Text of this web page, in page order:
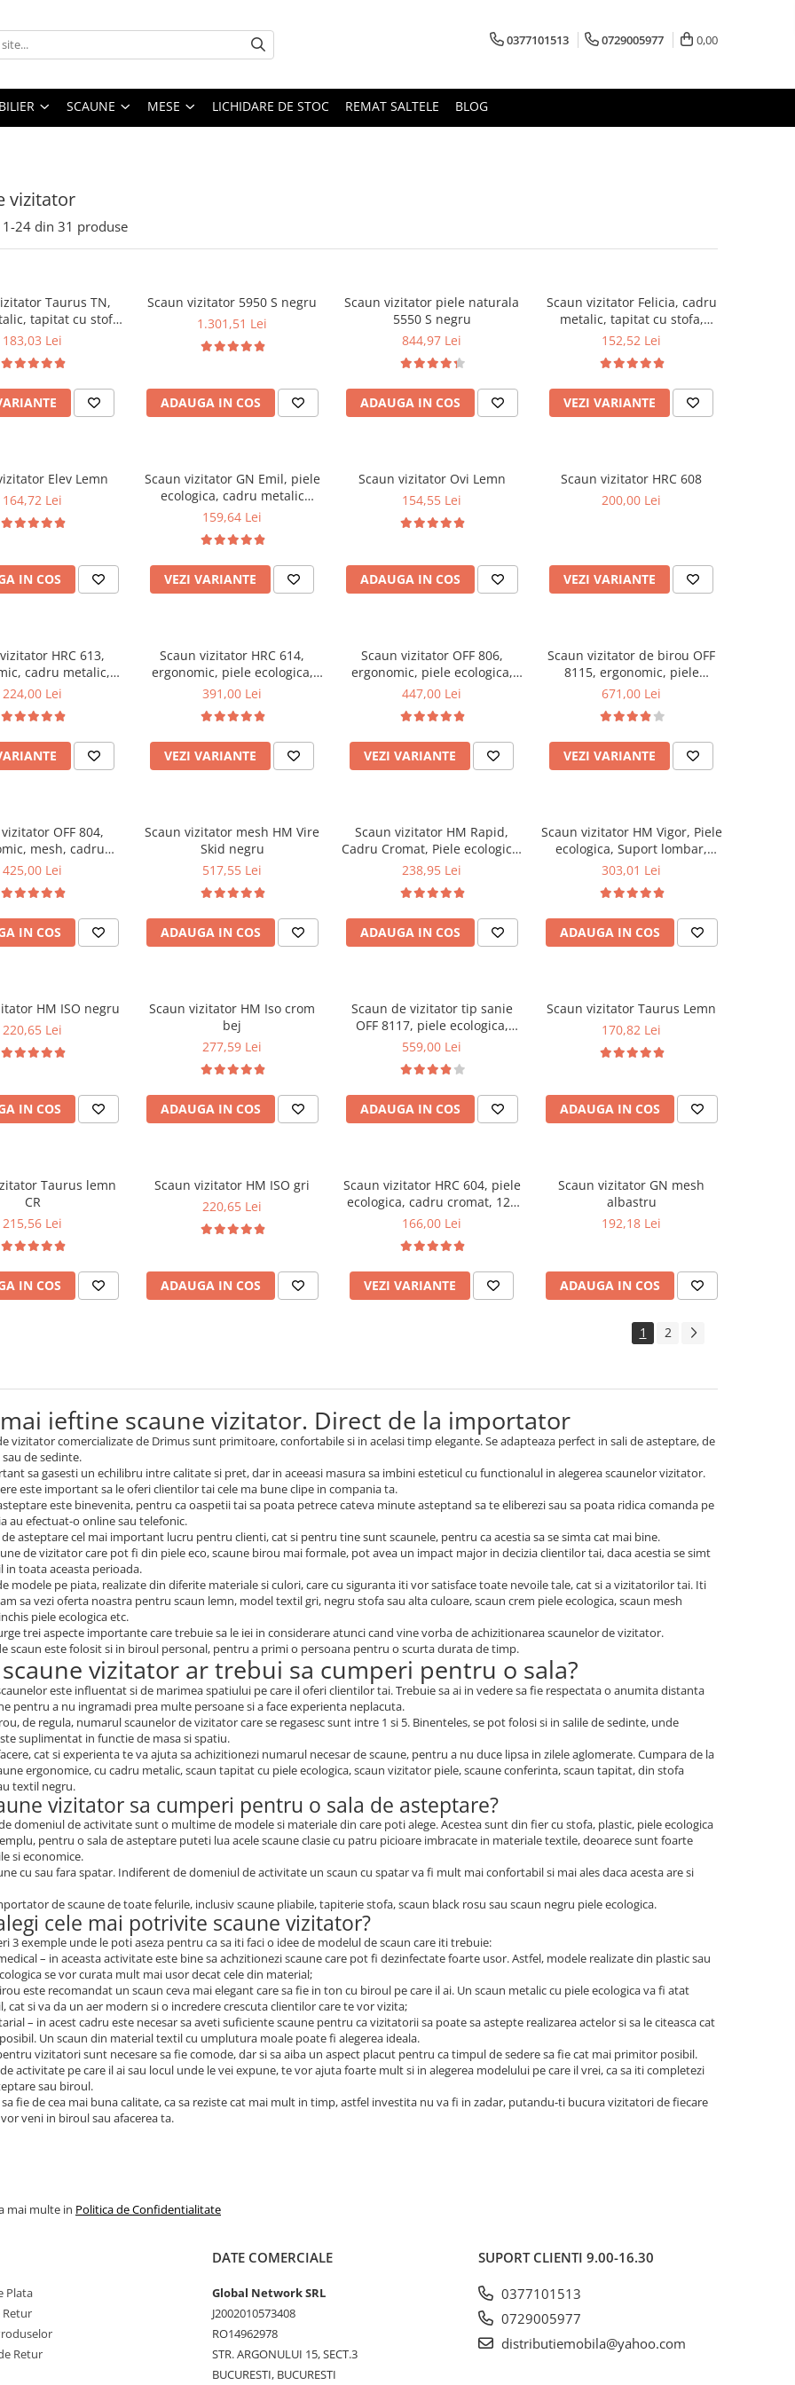
0377101513 0729005977 0,00
SCAUNE MESE LICHIDARE DE STOC REMAT SALTELE BLOG
vizitator
1-24 din 31 produse
Taurus TN,
tapitat cu stofa,
120 kg, negru
183,03 Lei
Scaun vizitator 5950 S negru
1.301,51 Lei
ADAUGA IN COS
Scaun vizitator piele naturala
5550 S negru
844,97 Lei
ADAUGA IN COS
Scaun vizitator Felicia, cadru
metalic, tapitat cu stofa,
stivuibil, 120 kg, gri/negru
152,52 Lei
VEZI VARIANTE
Elev Lemn
164,72 Lei
IN COS
Scaun vizitator GN Emil, piele
ecologica, cadru metalic
cromat, stivuibil, 100 kg
159,64 Lei
VEZI VARIANTE
Scaun vizitator Ovi Lemn
154,55 Lei
ADAUGA IN COS
Scaun vizitator HRC 608
200,00 Lei
VEZI VARIANTE
HRC 613,
cadru metalic,
120 kg
224,00 Lei
Scaun vizitator HRC 614,
ergonomic, piele ecologica,
cromat, brate tapitate, 120 kg
391,00 Lei
VEZI VARIANTE
Scaun vizitator OFF 806,
ergonomic, piele ecologica,
cadru cromat tip sanie, 110 kg
447,00 Lei
VEZI VARIANTE
Scaun vizitator de birou OFF
8115, ergonomic, piele
ecologica, cadru cromat tip
671,00 Lei
VEZI VARIANTE
OFF 804,
mesh, cadru
110 kg, negru
425,00 Lei
IN COS
Scaun vizitator mesh HM Vire
Skid negru
517,55 Lei
ADAUGA IN COS
Scaun vizitator HM Rapid,
Cadru Cromat, Piele ecologica,
83x43x58 cm, Sarcina max 120
238,95 Lei
ADAUGA IN COS
Scaun vizitator HM Vigor, Piele
ecologica, Suport lombar,
Sarcina max 120 kg, Negru
303,01 Lei
ADAUGA IN COS
HM ISO negru
220,65 Lei
IN COS
Scaun vizitator HM Iso crom
bej
277,59 Lei
ADAUGA IN COS
Scaun de vizitator tip sanie
OFF 8117, piele ecologica,
cromat, cu brate, 120 kg,
559,00 Lei
ADAUGA IN COS
Scaun vizitator Taurus Lemn
170,82 Lei
ADAUGA IN COS
Taurus lemn
CR
215,56 Lei
IN COS
Scaun vizitator HM ISO gri
220,65 Lei
ADAUGA IN COS
Scaun vizitator HRC 604, piele
ecologica, cadru cromat, 120
kg
166,00 Lei
VEZI VARIANTE
Scaun vizitator GN mesh
albastru
192,18 Lei
ADAUGA IN COS
1 2
ieftine scaune vizitator. Direct de la importator
vizitator comercializate de Drimus sunt primitoare, confortabile si in acelasi timp elegante. Se adapteaza perfect in sali de asteptare, de
de sedinte.
sa gasesti un echilibru intre calitate si pret, dar in aceeasi masura sa imbini esteticul cu functionalul in alegerea scaunelor vizitator.
este important sa le oferi clientilor tai cele ma bune clipe in compania ta.
este binevenita, pentru ca oaspetii tai sa poata petrece cateva minute asteptand sa te eliberezi sau sa poata ridica comanda pe
au efectuat-o online sau telefonic.
asteptare cel mai important lucru pentru clienti, cat si pentru tine sunt scaunele, pentru ca acestia sa se simta cat mai bine.
de vizitator care pot fi din piele eco, scaune birou mai formale, pot avea un impact major in decizia clientilor tai, daca acestia se simt
in toata aceasta perioada.
modele pe piata, realizate din diferite materiale si culori, care cu siguranta iti vor satisface toate nevoile tale, cat si a vizitatorilor tai. Iti
sa vezi oferta noastra pentru scaun lemn, model textil gri, negru stofa sau alta culoare, scaun crem piele ecologica, scaun mesh
piele ecologica etc.
trei aspecte importante care trebuie sa le iei in considerare atunci cand vine vorba de achizitionarea scaunelor de vizitator.
scaun este folosit si in biroul personal, pentru a primi o persoana pentru o scurta durata de timp.
vizitator ar trebui sa cumperi pentru o sala?
este influentat si de marimea spatiului pe care il oferi clientilor tai. Trebuie sa ai in vedere sa fie respectata o anumita distanta
pentru a nu ingramadi prea multe persoane si a face experienta neplacuta.
de regula, numarul scaunelor de vizitator care se regasesc sunt intre 1 si 5. Binenteles, se pot folosi si in salile de sedinte, unde
suplimentat in functie de masa si spatiu.
cat si experienta te va ajuta sa achizitionezi numarul necesar de scaune, pentru a nu duce lipsa in zilele aglomerate. Cumpara de la
ergonomice, cu cadru metalic, scaun tapitat cu piele ecologica, scaun vizitator piele, scaune conferinta, scaun tapitat, din stofa
textil negru.
vizitator sa cumperi pentru o sala de asteptare?
domeniul de activitate sunt o multime de modele si materiale din care poti alege. Acestea sunt din fier cu stofa, plastic, piele ecologica
pentru o sala de asteptare puteti lua acele scaune clasie cu patru picioare imbracate in materiale textile, deoarece sunt foarte
si economice.
cu sau fara spatar. Indiferent de domeniul de activitate un scaun cu spatar va fi mult mai confortabil si mai ales daca acesta are si
de scaune de toate felurile, inclusiv scaune pliabile, tapiterie stofa, scaun black rosu sau scaun negru piele ecologica.
cele mai potrivite scaune vizitator?
3 exemple unde le poti aseza pentru ca sa iti faci o idee de modelul de scaun care iti trebuie:
– in aceasta activitate este bine sa achzitionezi scaune care pot fi dezinfectate foarte usor. Astfel, modele realizate din plastic sau
se vor curata mult mai usor decat cele din material;
este recomandat un scaun ceva mai elegant care sa fie in ton cu biroul pe care il ai. Un scaun metalic cu piele ecologica va fi atat
cat si va da un aer modern si o incredere crescuta clientilor care te vor vizita;
– in acest cadru este necesar sa aveti suficiente scaune pentru ca vizitatorii sa poate sa astepte realizarea actelor si sa le citeasca cat
Un scaun din material textil cu umplutura moale poate fi alegerea ideala.
vizitatori sunt necesare sa fie comode, dar si sa aiba un aspect placut pentru ca timpul de sedere sa fie cat mai primitor posibil.
activitate pe care il ai sau locul unde le vei expune, te vor ajuta foarte mult si in alegerea modelului pe care il vrei, ca sa iti completezi
sau biroul.
fie de cea mai buna calitate, ca sa reziste cat mai mult in timp, astfel investita nu va fi in zadar, putandu-ti bucura vizitatori de fiecare
veni in biroul sau afacerea ta.
mai multe in Politica de Confidentialitate
Plata
Retur
Retur
DATE COMERCIALE
Global Network SRL
J2002010573408
RO14962978
STR. ARGONULUI 15, SECT.3
BUCURESTI, BUCURESTI
SUPORT CLIENTI 9.00-16.30
0377101513
0729005977
distributiemobila@yahoo.com